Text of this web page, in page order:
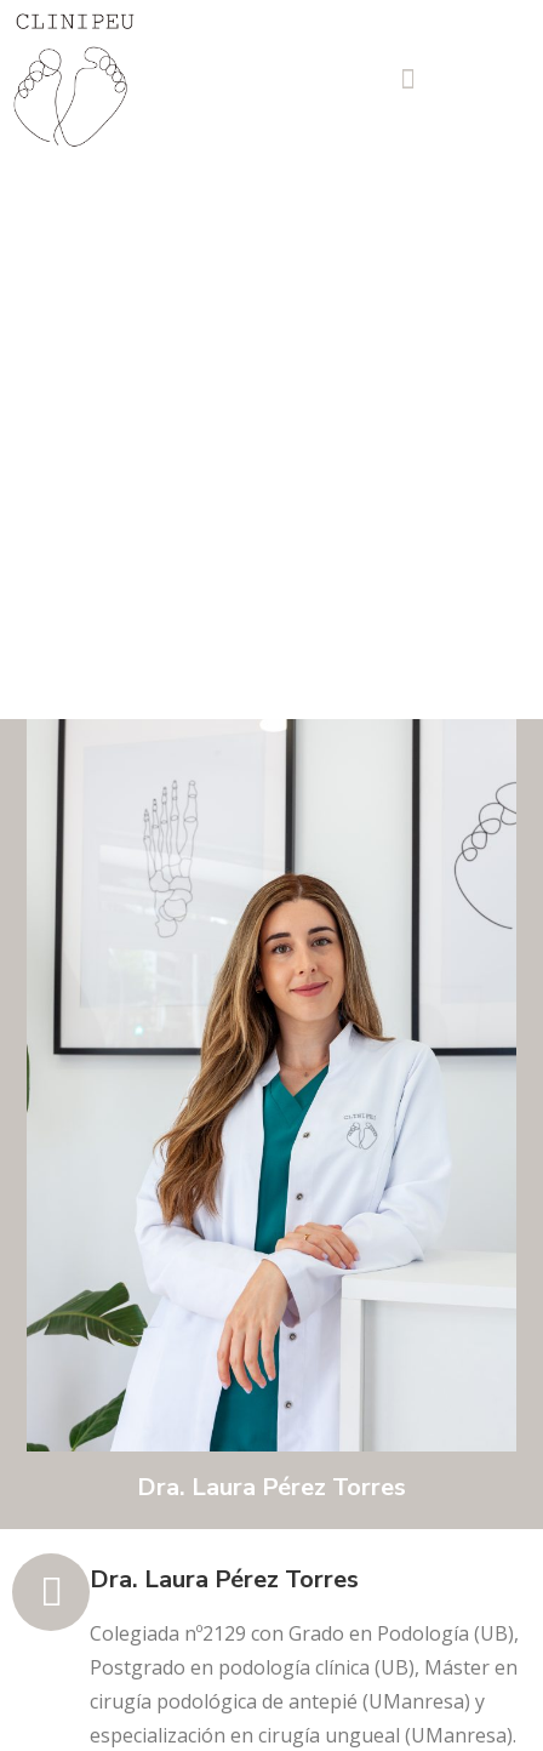
Dra. Laura Pérez Torres
Dra. Laura Pérez Torres
Colegiada nº2129 con Grado en Podología (UB),
Postgrado en podología clínica (UB), Máster en
cirugía podológica de antepié (UManresa) y
especialización en cirugía ungueal (UManresa).